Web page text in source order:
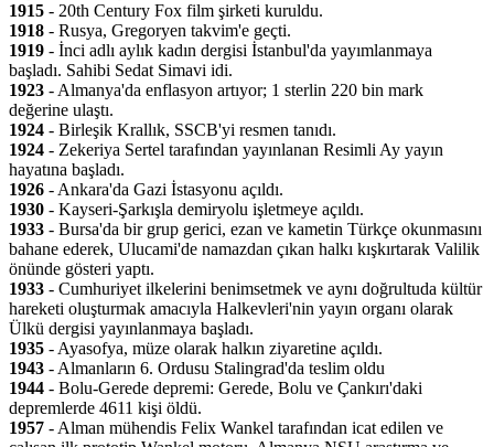
1915 - 20th Century Fox film şirketi kuruldu.
1918 - Rusya, Gregoryen takvim'e geçti.
1919 - İnci adlı aylık kadın dergisi İstanbul'da yayımlanmaya
başladı. Sahibi Sedat Simavi idi.
1923 - Almanya'da enflasyon artıyor; 1 sterlin 220 bin mark
değerine ulaştı.
1924 - Birleşik Krallık, SSCB'yi resmen tanıdı.
1924 - Zekeriya Sertel tarafından yayınlanan Resimli Ay yayın
hayatına başladı.
1926 - Ankara'da Gazi İstasyonu açıldı.
1930 - Kayseri-Şarkışla demiryolu işletmeye açıldı.
1933 - Bursa'da bir grup gerici, ezan ve kametin Türkçe okunmasını
bahane ederek, Ulucami'de namazdan çıkan halkı kışkırtarak Valilik
önünde gösteri yaptı.
1933 - Cumhuriyet ilkelerini benimsetmek ve aynı doğrultuda kültür
hareketi oluşturmak amacıyla Halkevleri'nin yayın organı olarak
Ülkü dergisi yayınlanmaya başladı.
1935 - Ayasofya, müze olarak halkın ziyaretine açıldı.
1943 - Almanların 6. Ordusu Stalingrad'da teslim oldu
1944 - Bolu-Gerede depremi: Gerede, Bolu ve Çankırı'daki
depremlerde 4611 kişi öldü.
1957 - Alman mühendis Felix Wankel tarafından icat edilen ve